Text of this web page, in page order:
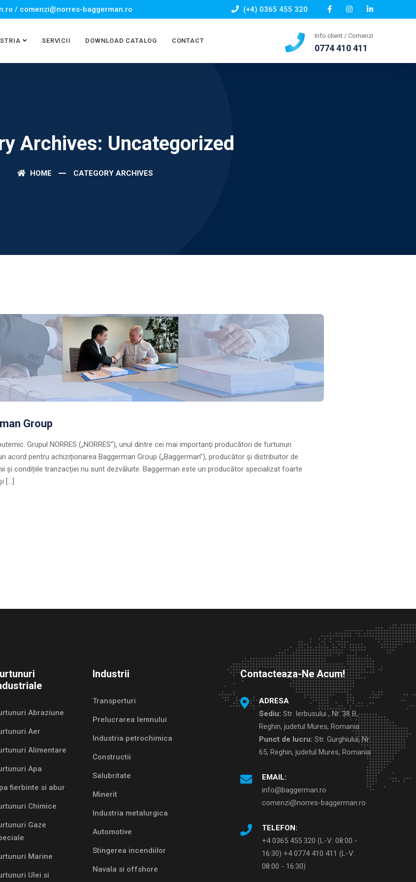
/ comenzi@norres-baggerman.ro (+4) 0365 455 320
Info client / Comenzi
0774 410 411
SERVICII DOWNLOAD CATALOG CONTACT
Archives: Uncategorized
HOME CATEGORY ARCHIVES
Group
Grupul NORRES („NORRES”), unul dintre cei mai importanți producători de furtunuri
acord pentru achiziționarea Baggerman Group („Baggerman”), producător și distribuitor de
și condițiile tranzacției nu sunt dezvăluite. Baggerman este un producător specializat foarte
[…]
Abraziune
Aer
Alimentare
Apa
fierbinte si abur
Chimice
Gaze
Marine
Ulei si
Industrii
Transporturi
Prelucrarea lemnului
Industria petrochimica
Constructii
Salubritate
Minerit
Industria metalurgica
Automotive
Stingerea incendiilor
Navala si offshore
Contacteaza-Ne Acum!
ADRESA
Sediu: Str. Ierbusului , Nr. 38 B,
Reghin, judetul Mures, Romania
Punct de lucru: Str. Gurghiului, Nr.
65, Reghin, judetul Mures, Romania
EMAIL:
info@baggerman.ro
comenzi@norres-baggerman.ro
TELEFON:
+4 0365 455 320 (L-V: 08:00 -
16:30) +4 0774 410 411 (L-V:
08:00 - 16:30)